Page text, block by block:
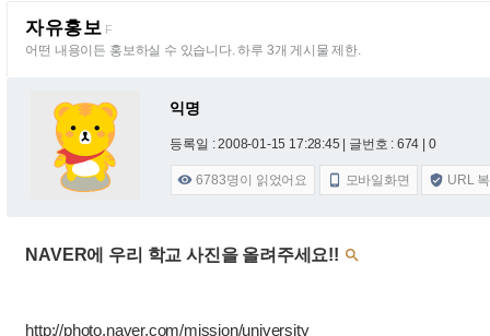
자유홍보 F
어떤 내용이든 홍보하실 수 있습니다. 하루 3개 게시물 제한.
익명
등록일 : 2008-01-15 17:28:45 | 글번호 : 674 | 0
 6783명이 읽었어요  모바일화면  URL
NAVER에 우리 학교 사진을 올려주세요!! 
http://photo.naver.com/mission/university